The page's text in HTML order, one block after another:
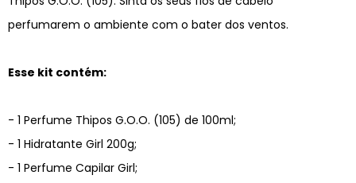
perfumarem o ambiente com o bater dos ventos.
Esse kit contém:
- 1 Perfume Thipos G.O.O. (105) de 100ml;
- 1 Hidratante Girl 200g;
- 1 Perfume Capilar Girl;